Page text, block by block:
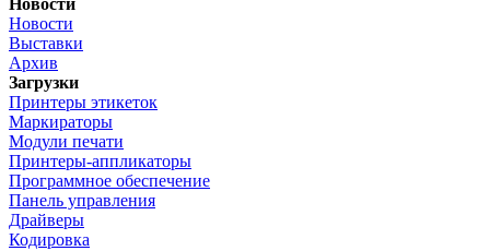
Новости
Новости
Выставки
Архив
Загрузки
Принтеры этикеток
Маркираторы
Модули печати
Принтеры-аппликаторы
Программное обеспечение
Панель управления
Драйверы
Кодировка